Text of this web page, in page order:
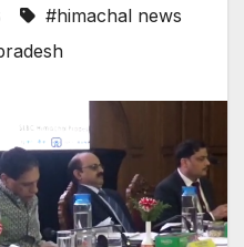
#himachal news